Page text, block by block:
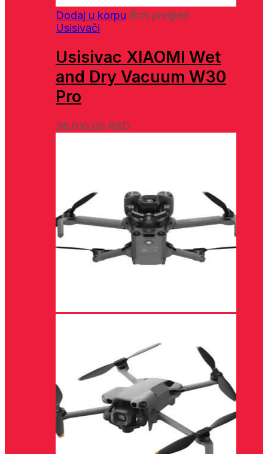
Dodaj u korpu Brzi pregled
Usisivači
Usisivac XIAOMI Wet
and Dry Vacuum W30
Pro
36.010,00 RSD